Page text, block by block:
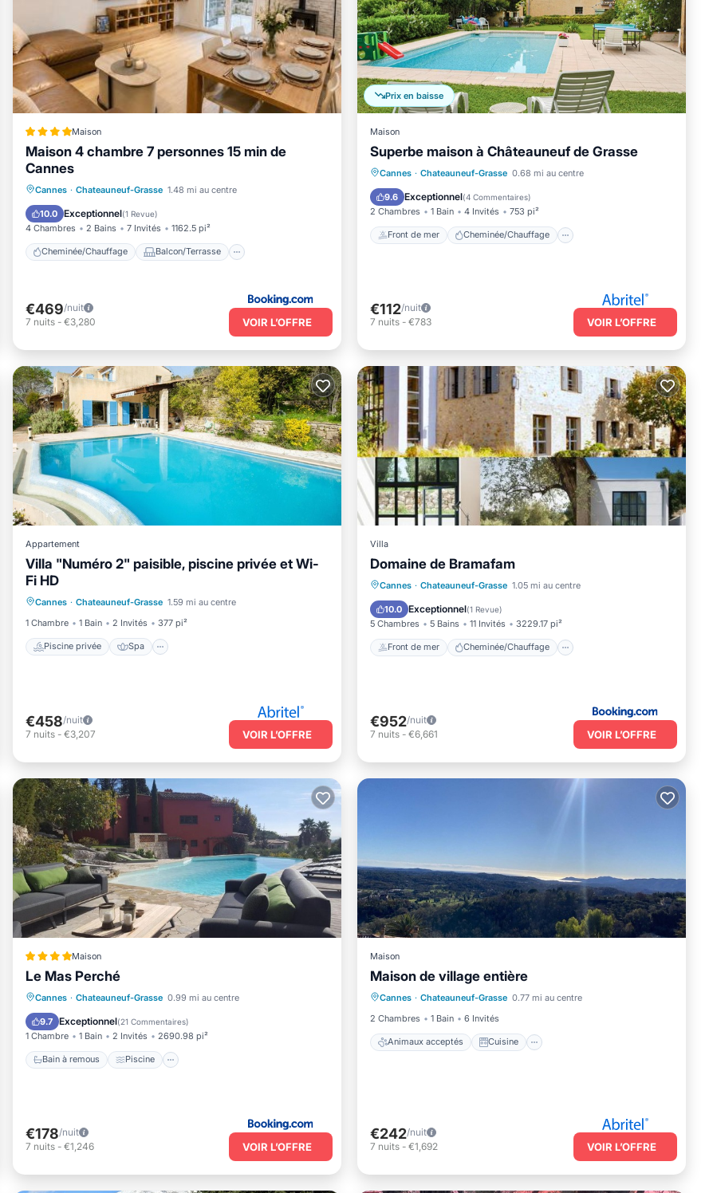
Maison
Maison 4 chambre 7 personnes 15 min de
Cannes
Cannes · Chateauneuf-Grasse 1.48 mi au centre
10.0 Exceptionnel(1 Revue)
4 Chambres 2 Bains 7 Invités 1162.5 pi²
Cheminée/Chauffage Balcon/Terrasse
Cheminée/Chauffage
Balcon/Terrasse
Vue
Animaux acceptés
€469/nuit
7 nuits - €3,280 VOIR L’OFFRE
Prix en baisse
Maison
Superbe maison à Châteauneuf de Grasse
Cannes · Chateauneuf-Grasse 0.68 mi au centre
9.6 Exceptionnel(4 Commentaires)
2 Chambres 1 Bain 4 Invités 753 pi²
Front de mer Cheminée/Chauffage
Front de mer
Cheminée/Chauffage
Piscine
Vue sur l’océan
€112/nuit
7 nuits - €783 VOIR L’OFFRE
Appartement
Villa "Numéro 2" paisible, piscine privée et Wi-
Fi HD
Cannes · Chateauneuf-Grasse 1.59 mi au centre
1 Chambre
1 Bain 2 Invités 377 pi²
Piscine privée Spa
Cheminée/Chauffage
Piscine
€458/nuit
7 nuits - €3,207 VOIR L’OFFRE
Villa
Domaine de Bramafam
Cannes · Chateauneuf-Grasse 1.05 mi au centre
10.0 Exceptionnel(1 Revue)
5 Chambres 5 Bains 11 Invités 3229.17 pi²
Front de mer Cheminée/Chauffage
Front de mer
Cheminée/Chauffage
Piscine
Vue sur l’océan
€952/nuit
7 nuits - €6,661 VOIR L’OFFRE
Maison
Le Mas Perché
Cannes · Chateauneuf-Grasse 0.99 mi au centre
9.7 Exceptionnel(21 Commentaires)
1 Chambre 1 Bain 2 Invités 2690.98 pi²
Bain à remous Piscine
Bain à remous
Piscine
Balcon/Terrasse
Petit-déjeuner
€178/nuit
7 nuits - €1,246 VOIR L’OFFRE
Maison
Maison de village entière
Cannes · Chateauneuf-Grasse 0.77 mi au centre
2 Chambres
1 Bain 6 Invités
Animaux acceptés Cuisine
Animaux acceptés
Internet
€242/nuit
7 nuits - €1,692 VOIR L’OFFRE